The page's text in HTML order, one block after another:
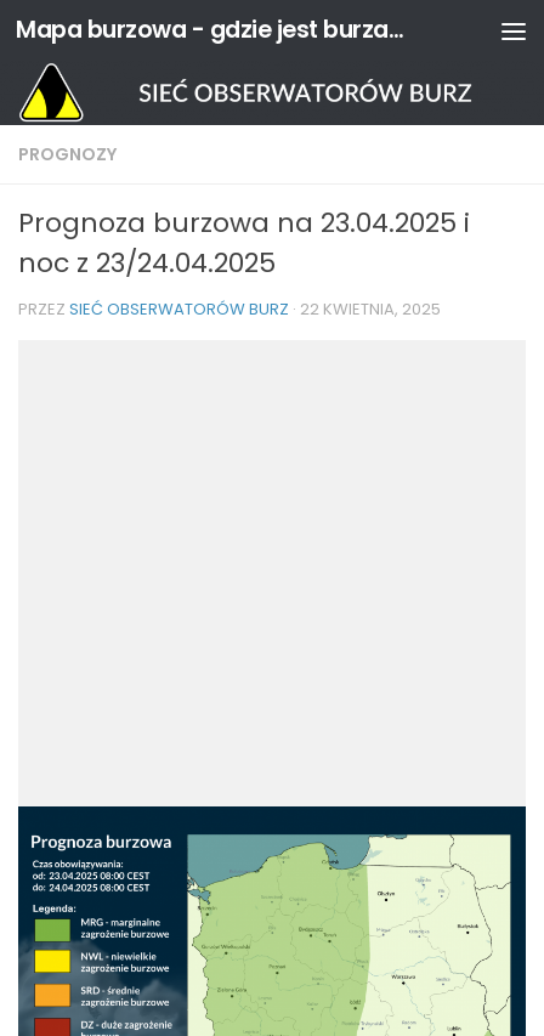
Przejdź do treści Mapa burzowa - gdzie jest burza? | Sieć Obserwatorów Burz
PROGNOZY
Prognoza burzowa na 23.04.2025 i
noc z 23/24.04.2025
PRZEZ SIEĆ OBSERWATORÓW BURZ · 22 KWIETNIA, 2025